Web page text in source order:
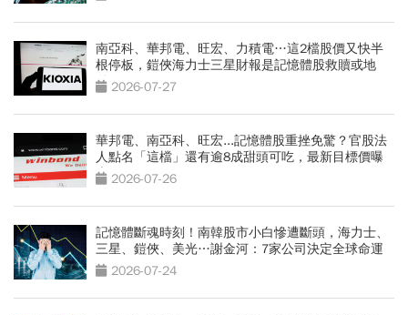
南亞科、華邦電、旺宏、力積電…這2檔股價又快半
根停板，鎧俠海力士三星財報是記憶體股救贖或地
獄？2026-07-27
華邦電、南亞科、旺宏...記憶體股重挫免驚？官股法
人點名「這檔」還有逾8成甜頭可吃，最新目標價曝
光 2026-07-26
記憶體斷魂時刻！南韓股市小白慘遭斷頭，海力士、
三星、鎧俠、美光…謝金河：7家公司決定全球命運
2026-07-24